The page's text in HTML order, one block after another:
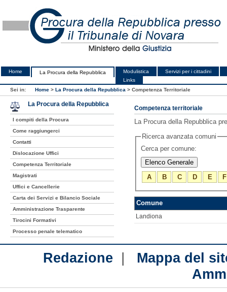
Home La Procura della Repubblica Modulistica
Servizi per i cittadini
Links
Sei in:
Home > La Procura della Repubblica > Competenza Territoriale
Competenza territoriale
La Procura della Repubblica
Ricerca avanzata comuni
Cerca per comune:
A B C D E F
Comune
Landiona
La Procura della Repubblica
I compiti della Procura
Come raggiungerci
Contatti
Dislocazione Uffici
Competenza Territoriale
Magistrati
Uffici e Cancellerie
Carta dei Servizi e Bilancio Sociale
Amministrazione Trasparente
Tirocini Formativi
Processo penale telematico
Redazione | Mappa del